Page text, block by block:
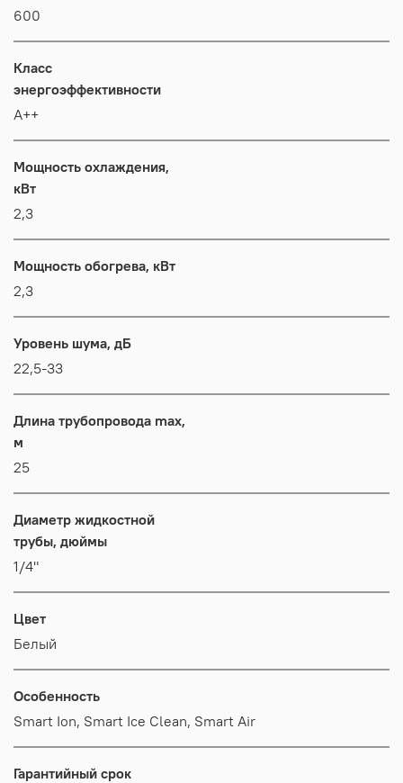
600
Класс
энергоэффективности
А++
Мощность охлаждения,
кВт
2,3
Мощность обогрева, кВт
2,3
Уровень шума, дБ
22,5-33
Длина трубопровода max,
м
25
Диаметр жидкостной
трубы, дюймы
1/4"
Цвет
Белый
Особенность
Smart Ion, Smart Ice Clean, Smart Air
Гарантийный срок